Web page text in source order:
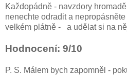
Každopádně - navzdory
nenechte odradit a
velkém plátně - a udělat si na
Hodnocení: 9/10
P. S. Málem bych zapomněl -